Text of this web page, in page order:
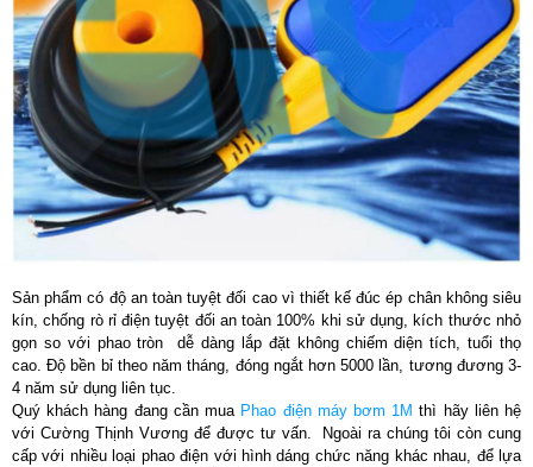
Sản phẩm có độ an toàn tuyệt đối cao vì thiết kế đúc ép chân không siêu
kín, chống rò rỉ điện tuyệt đối an toàn 100% khi sử dụng, kích thước nhỏ
gọn so với phao tròn dễ dàng lắp đặt không chiếm diện tích, tuổi thọ
cao. Độ bền bỉ theo năm tháng, đóng ngắt hơn 5000 lần, tương đương 3-
4 năm sử dụng liên tục.
Quý khách hàng đang cần mua Phao điện máy bơm 1M thì hãy liên hệ
với Cường Thịnh Vươngđể được tư vấn. Ngoài ra chúng tôi còn cung
cấp với nhiều loại phao điện với hình dáng chức năng khác nhau, để lựa